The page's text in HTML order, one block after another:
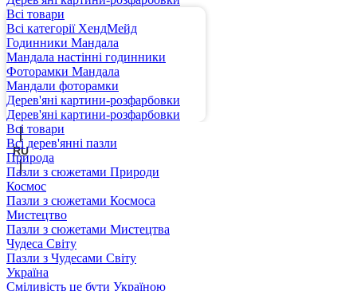
UA
RU
Всі товари
Всі категорії ХендМейд
Годинники Мандала
Мандала настінні годинники
Фоторамки Мандала
Мандали фоторамки
Дерев'яні картини-розфарбовки
Дерев'яні картини-розфарбовки
Всі товари
Всі дерев'янні пазли
Природа
Пазли з сюжетами Природи
Космос
Пазли з сюжетами Космоса
Мистецтво
Пазли з сюжетами Мистецтва
Чудеса Світу
Пазли з Чудесами Світу
Україна
Сміливість це бути Україною